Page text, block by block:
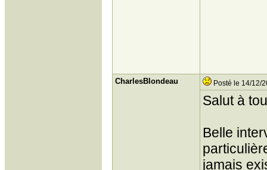
CharlesBlondeau Posté le 14/12/
Salut à
Belle
jamais